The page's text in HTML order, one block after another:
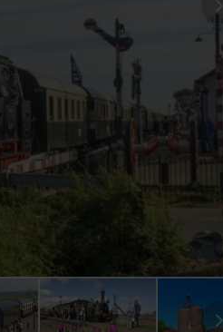
Bestellung absenden